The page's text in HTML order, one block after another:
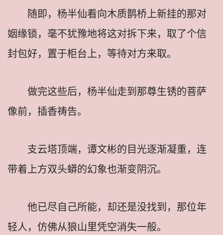
随即，杨半仙看向木质鹊桥上新挂的那对
姻缘锁，毫不犹豫地将这对拆下来，取了个信
封包好，置于柜台上，等待对方来取。
做完这些后，杨半仙走到那尊生锈的菩萨
像前，插香祷告。
支云塔顶端，谭文彬的目光逐渐凝重，连
带着上方双头蟒的幻象也渐变阴沉。
他已尽自己所能，却还是没找到，那位年
轻人，仿佛从狼山里凭空消失一般。